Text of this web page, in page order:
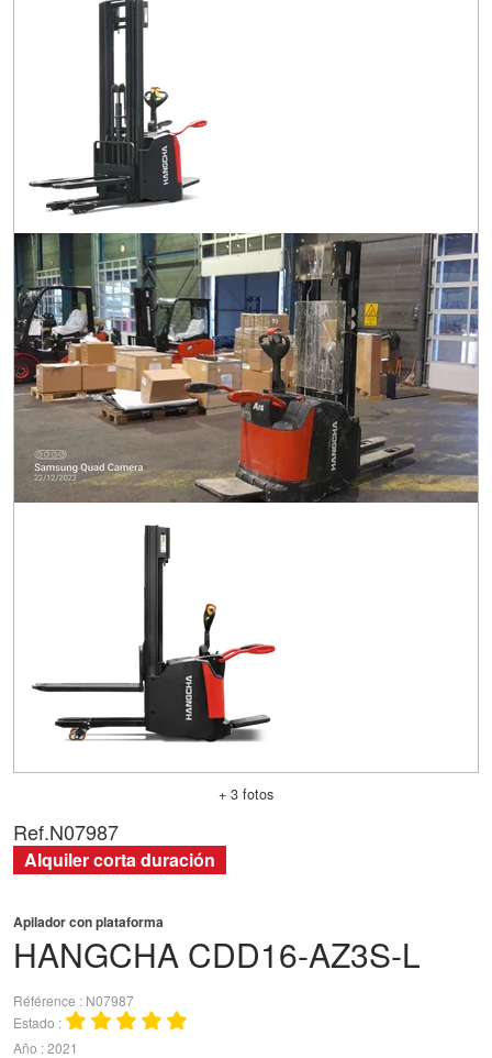
+ 3 fotos
HANGCHA CDD16-AZ3S-L
Apilador con plataforma
Référence
N07987
Estado
Año 2021
Ref.N07987
Alquiler corta duración